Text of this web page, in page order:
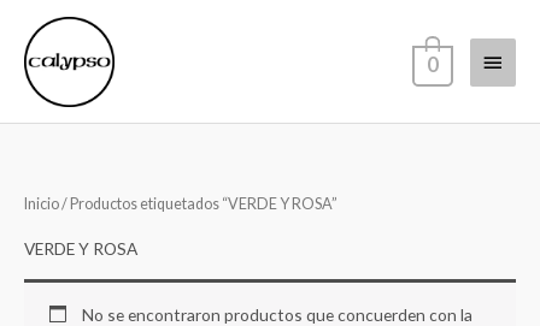
contenido
Menú
0
Inicio/ Productos etiquetados “VERDE Y ROSA”
VERDE Y ROSA
No se encontraron productos que concuerden con la